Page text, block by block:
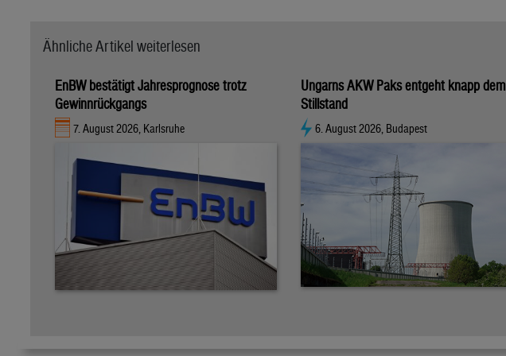
Ähnliche Artikel weiterlesen
EnBW bestätigt Jahresprognose trotz
Gewinnrückgangs
7. August 2026, Karlsruhe
Ungarns AKW Paks entgeht knapp dem
Stillstand
6. August 2026, Budapest